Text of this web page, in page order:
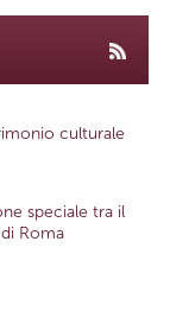
culturale
speciale tra il
Roma